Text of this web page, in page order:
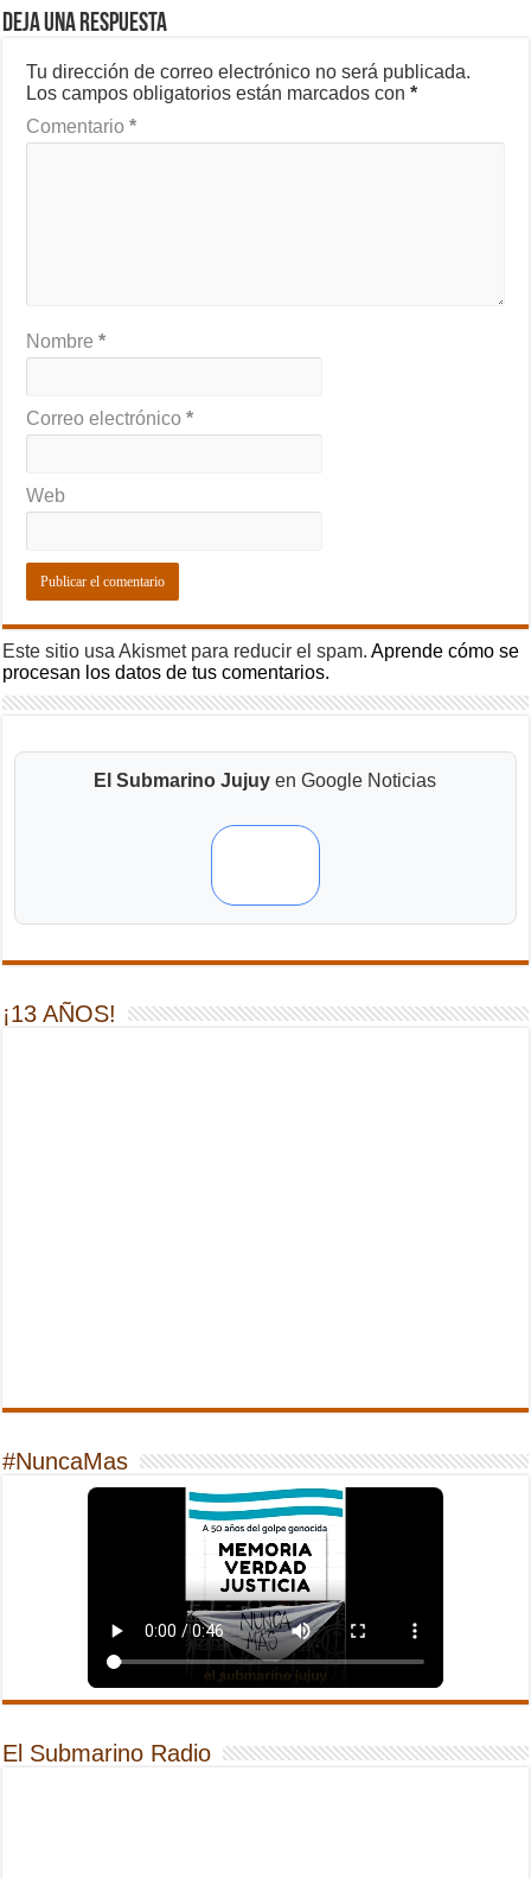
Deja una respuesta
Tu dirección de correo electrónico no será publicada.
Los campos obligatorios están marcados con*
Comentario*
Nombre*
Correo electrónico*
Web
Este sitio usa Akismet para reducir el spam.Aprende cómo se
procesan los datos de tus comentarios.
El Submarino Jujuy en Google Noticias
¡13 AÑOS!
#NuncaMas
El Submarino Radio